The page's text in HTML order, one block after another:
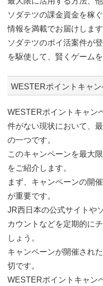
ソダテツの課金資金を稼
情報を満載でお届けします
ソダテツのポイ活案件が
を駆使して、賢くゲーム
WESTERポイントキャ
WESTERポイントキャン
件がない現状において、
の一つです。
このキャンペーンを最大
をご紹介します。
まず、キャンペーンの開
が重要です。
JR西日本の公式サイトや
カウントなどを定期的に
しょう。
キャンペーンが開催され
切です。
WESTERポイントキャン